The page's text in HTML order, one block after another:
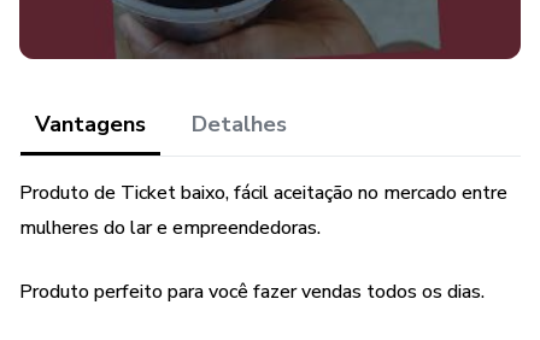
Receitas doces de bolo no pote
Foi desenvolvido e pensado para obter resultados
ajudar nessa trajetória, e um deles é 20 receitas de
Brigadeiro gourmet. só esses bônus já valeu de longe o
Vantagens Detalhes
Produto de Ticket baixo, fácil aceitação no mercado entre
mulheres do lar e empreendedoras.
Produto perfeito para você fazer vendas todos os dias.